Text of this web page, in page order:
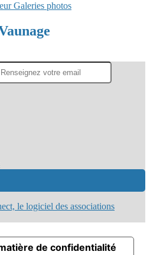
Galeries photos
le logiciel des associations
de confidentialité